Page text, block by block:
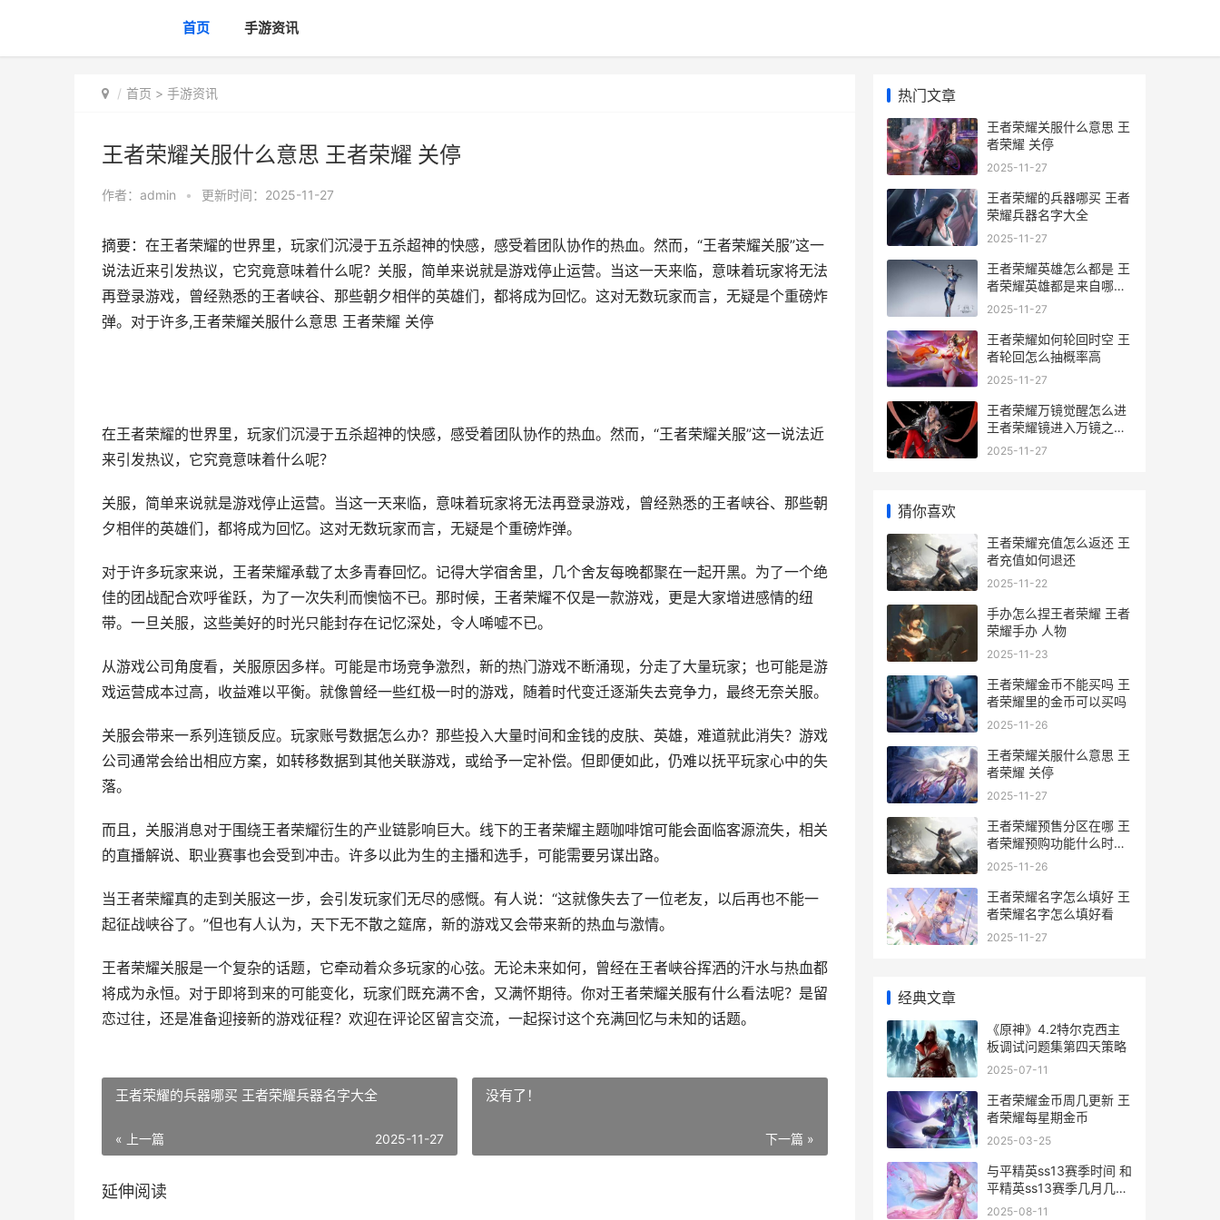
首页 手游资讯
首页 > 手游资讯
王者荣耀关服什么意思 王者荣耀 关停
作者： admin • 更新时间：2025-11-27
摘要：在王者荣耀的世界里，玩家们沉浸于五杀超神的快感，感受着团队协作的热血。然而，“王者荣耀关服”这一
说法近来引发热议，它究竟意味着什么呢？关服，简单来说就是游戏停止运营。当这一天来临，意味着玩家将无法
再登录游戏，曾经熟悉的王者峡谷、那些朝夕相伴的英雄们，都将成为回忆。这对无数玩家而言，无疑是个重磅炸
弹。对于许多,王者荣耀关服什么意思 王者荣耀 关停
在王者荣耀的世界里，玩家们沉浸于五杀超神的快感，感受着团队协作的热血。然而，“王者荣耀关服”这一说法近
来引发热议，它究竟意味着什么呢？
关服，简单来说就是游戏停止运营。当这一天来临，意味着玩家将无法再登录游戏，曾经熟悉的王者峡谷、那些朝
夕相伴的英雄们，都将成为回忆。这对无数玩家而言，无疑是个重磅炸弹。
对于许多玩家来说，王者荣耀承载了太多青春回忆。记得大学宿舍里，几个舍友每晚都聚在一起开黑。为了一个绝
佳的团战配合欢呼雀跃，为了一次失利而懊恼不已。那时候，王者荣耀不仅是一款游戏，更是大家增进感情的纽
带。一旦关服，这些美好的时光只能封存在记忆深处，令人唏嘘不已。
从游戏公司角度看，关服原因多样。可能是市场竞争激烈，新的热门游戏不断涌现，分走了大量玩家；也可能是游
戏运营成本过高，收益难以平衡。就像曾经一些红极一时的游戏，随着时代变迁逐渐失去竞争力，最终无奈关服。
关服会带来一系列连锁反应。玩家账号数据怎么办？那些投入大量时间和金钱的皮肤、英雄，难道就此消失？游戏
公司通常会给出相应方案，如转移数据到其他关联游戏，或给予一定补偿。但即便如此，仍难以抚平玩家心中的失
落。
而且，关服消息对于围绕王者荣耀衍生的产业链影响巨大。线下的王者荣耀主题咖啡馆可能会面临客源流失，相关
的直播解说、职业赛事也会受到冲击。许多以此为生的主播和选手，可能需要另谋出路。
当王者荣耀真的走到关服这一步，会引发玩家们无尽的感慨。有人说：“这就像失去了一位老友，以后再也不能一
起征战峡谷了。”但也有人认为，天下无不散之筵席，新的游戏又会带来新的热血与激情。
王者荣耀关服是一个复杂的话题，它牵动着众多玩家的心弦。无论未来如何，曾经在王者峡谷挥洒的汗水与热血都
将成为永恒。对于即将到来的可能变化，玩家们既充满不舍，又满怀期待。你对王者荣耀关服有什么看法呢？是留
恋过往，还是准备迎接新的游戏征程？欢迎在评论区留言交流，一起探讨这个充满回忆与未知的话题。
王者荣耀的兵器哪买 王者荣耀兵器名字大全
« 上一篇 2025-11-27
没有了！
下一篇 »
延伸阅读
热门文章
王者荣耀关服什么意思 王
者荣耀 关停
2025-11-27
王者荣耀的兵器哪买 王者
荣耀兵器名字大全
2025-11-27
王者荣耀英雄怎么都是 王
者荣耀英雄都是来自哪些
朝代
2025-11-27
王者荣耀如何轮回时空 王
者轮回怎么抽概率高
2025-11-27
王者荣耀万镜觉醒怎么进
王者荣耀镜进入万镜之厅
漫画
2025-11-27
猜你喜欢
王者荣耀充值怎么返还 王
者充值如何退还
2025-11-22
手办怎么捏王者荣耀 王者
荣耀手办 人物
2025-11-23
王者荣耀金币不能买吗 王
者荣耀里的金币可以买吗
2025-11-26
王者荣耀关服什么意思 王
者荣耀 关停
2025-11-27
王者荣耀预售分区在哪 王
者荣耀预购功能什么时候
出的
2025-11-26
王者荣耀名字怎么填好 王
者荣耀名字怎么填好看
2025-11-27
经典文章
《原神》4.2特尔克西主
板调试问题集第四天策略
2025-07-11
王者荣耀金币周几更新 王
者荣耀每星期金币
2025-03-25
与平精英ss13赛季时间 和
平精英ss13赛季几月几日
上线
2025-08-11